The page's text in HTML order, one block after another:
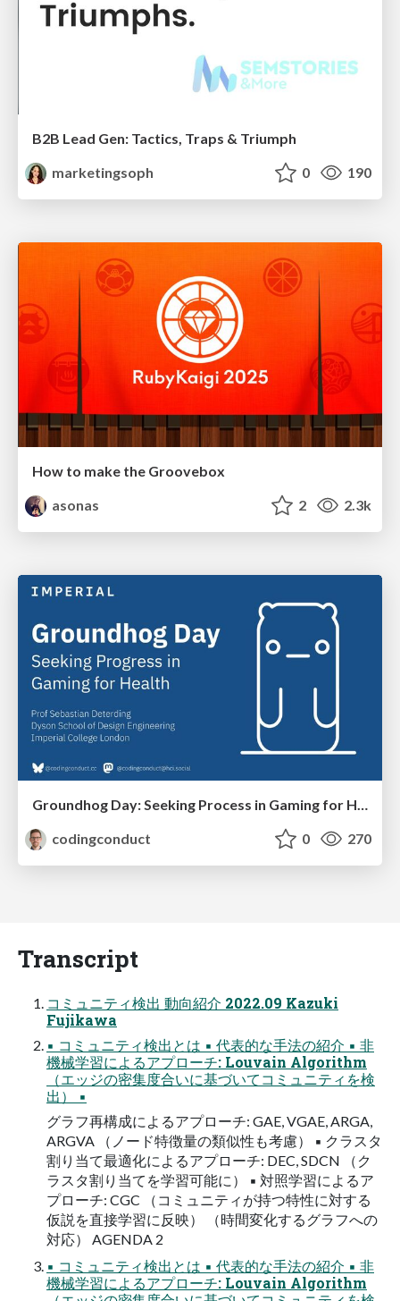
B2B Lead Gen: Tactics, Traps & Triumph
marketingsoph
0 190
How to make the Groovebox
asonas
2 2.3k
codingconduct
0 270
Transcript
コミュニティ検出 動向紹介 2022.09 Kazuki
Fujikawa
▪ コミュニティ検出とは ▪ 代表的な手法の紹介 ▪ 非
機械学習によるアプローチ: Louvain Algorithm
（エッジの密集度合いに基づいてコミュニティを検
出） ▪
グラフ再構成によるアプローチ: GAE, VGAE, ARGA,
ARGVA （ノード特徴量の類似性も考慮） ▪ クラスタ
割り当て最適化によるアプローチ: DEC, SDCN （ク
ラスタ割り当てを学習可能に） ▪ 対照学習によるア
プローチ: CGC （コミュニティが持つ特性に対する
仮説を直接学習に反映） （時間変化するグラフへの
対応） AGENDA 2
▪ コミュニティ検出とは ▪ 代表的な手法の紹介 ▪ 非
機械学習によるアプローチ: Louvain Algorithm